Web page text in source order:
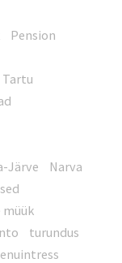
Pension
Tartu
Järve
Narva
turundus